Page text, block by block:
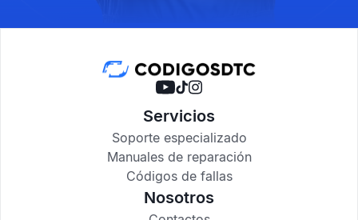
Servicios
Soporte especializado
Manuales de reparación
Códigos de fallas
Nosotros